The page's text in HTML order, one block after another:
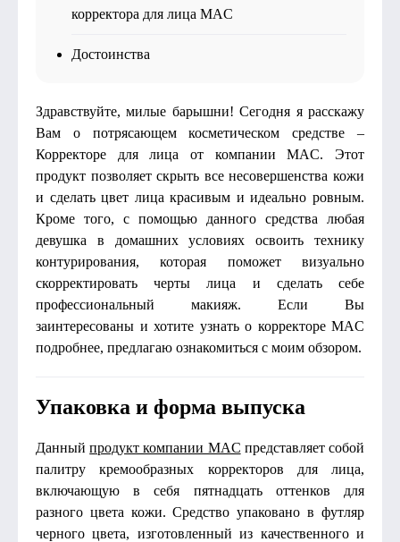
корректора для лица MAC
Достоинства
Здравствуйте, милые барышни! Сегодня я расскажу
Вам о потрясающем косметическом средстве –
Корректоре для лица от компании MAC. Этот
продукт позволяет скрыть все несовершенства кожи
и сделать цвет лица красивым и идеально ровным.
Кроме того, с помощью данного средства любая
девушка в домашних условиях освоить технику
контурирования, которая поможет визуально
скорректировать черты лица и сделать себе
профессиональный макияж. Если Вы
заинтересованы и хотите узнать о корректоре MAC
подробнее, предлагаю ознакомиться с моим обзором.
Упаковка и форма выпуска
Данныйпродукт компании MAC представляет собой
палитру кремообразных корректоров для лица,
включающую в себя пятнадцать оттенков для
разного цвета кожи. Средство упаковано в футляр
черного цвета, изготовленный из качественного и